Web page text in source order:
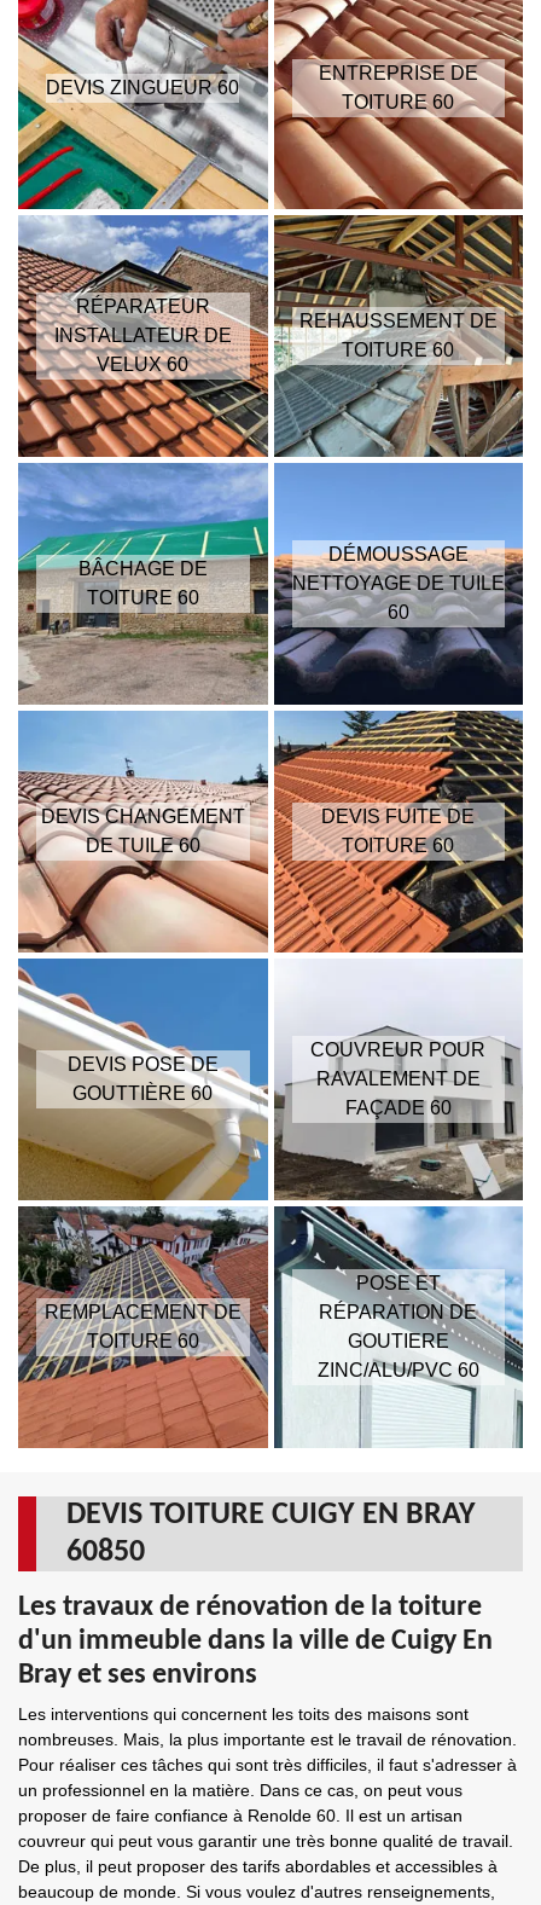
DEVIS ZINGUEUR 60
ENTREPRISE DE
TOITURE 60
RÉPARATEUR
INSTALLATEUR DE
VELUX 60
REHAUSSEMENT DE
TOITURE 60
BÂCHAGE DE
TOITURE 60
DÉMOUSSAGE
NETTOYAGE DE TUILE
60
DEVIS CHANGEMENT
DE TUILE 60
DEVIS FUITE DE
TOITURE 60
DEVIS POSE DE
GOUTTIÈRE 60
COUVREUR POUR
RAVALEMENT DE
FAÇADE 60
REMPLACEMENT DE
TOITURE 60
POSE ET
RÉPARATION DE
GOUTIERE
ZINC/ALU/PVC 60
DEVIS TOITURE CUIGY EN BRAY
60850
Les travaux de rénovation de la toiture
d'un immeuble dans la ville de Cuigy En
Bray et ses environs
Les interventions qui concernent les toits des maisons sont
nombreuses. Mais, la plus importante est le travail de rénovation.
Pour réaliser ces tâches qui sont très difficiles, il faut s'adresser à
un professionnel en la matière. Dans ce cas, on peut vous
proposer de faire confiance à Renolde 60. Il est un artisan
couvreur qui peut vous garantir une très bonne qualité de travail.
De plus, il peut proposer des tarifs abordables et accessibles à
beaucoup de monde. Si vous voulez d'autres renseignements,